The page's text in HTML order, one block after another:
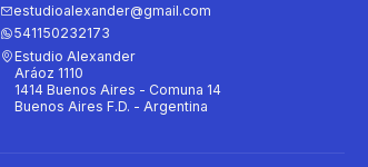
estudioalexander@gmail.com
541150232173
Estudio Alexander
Aráoz 1110
1414 Buenos Aires - Comuna 14
Buenos Aires F.D. - Argentina